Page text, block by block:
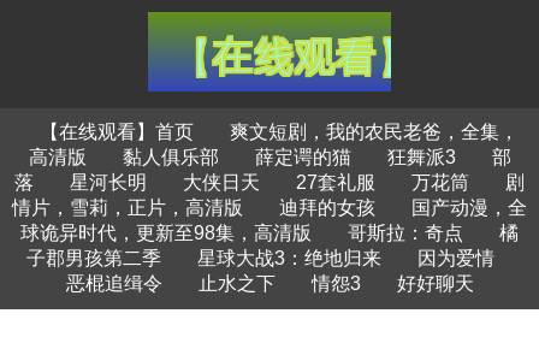
【在线观看】首页
爽文短剧，我的农民老爸，全集，
高清版
黏人俱乐部 薛定谔的猫 狂舞派3
部
落
星河长明 大侠日天 27套礼服 万花筒
剧
情片，雪莉，正片，高清版
迪拜的女孩
国产动漫，全
球诡异时代，更新至98集，高清版
哥斯拉：奇点
橘
子郡男孩第二季
星球大战3：绝地归来
因为爱情
恶棍追缉令
止水之下 情怨3 好好聊天